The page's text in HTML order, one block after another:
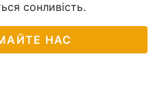
сонливість.
НАС